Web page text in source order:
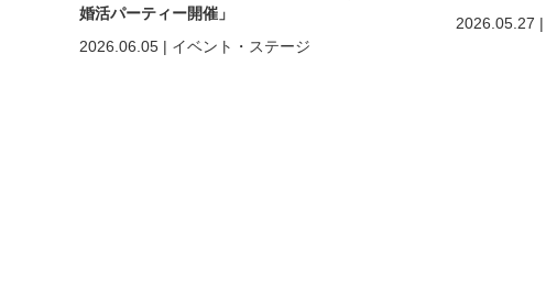
婚活パーティー開催」
2026.06.05 | イベント・ステージ
2026.05.27 |